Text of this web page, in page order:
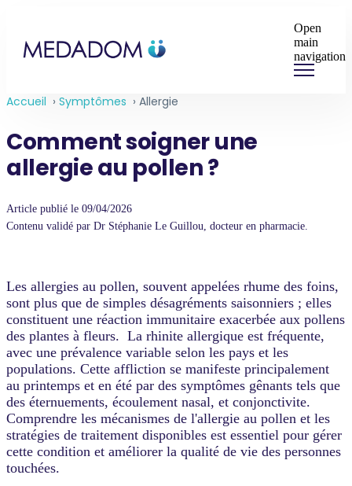
Open
main
navigation
Accueil › Symptômes › Allergie
Comment soigner une
allergie au pollen ?
Article publié le 09/04/2026
Contenu validé par Dr Stéphanie Le Guillou, docteur en pharmacie.
Les allergies au pollen, souvent appelées rhume des foins,
sont plus que de simples désagréments saisonniers ; elles
constituent une réaction immunitaire exacerbée aux pollens
des plantes à fleurs. La rhinite allergique est fréquente,
avec une prévalence variable selon les pays et les
populations. Cette affliction se manifeste principalement
au printemps et en été par des symptômes gênants tels que
des éternuements, écoulement nasal, et conjonctivite.
Comprendre les mécanismes de l'allergie au pollen et les
stratégies de traitement disponibles est essentiel pour gérer
cette condition et améliorer la qualité de vie des personnes
touchées.